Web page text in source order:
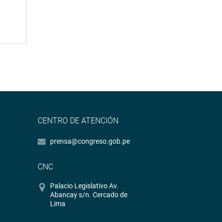
CENTRO DE ATENCIÓN
prensa@congreso.gob.pe
CNC
Palacio Legislativo Av.
Abancay s/n. Cercado de
Lima